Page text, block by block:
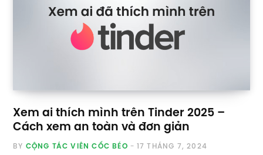
Xem ai thích mình trên Tinder 2025 –
Cách xem an toàn và đơn giản
BY CỘNG TÁC VIÊN CỐC BÉO 17 THÁNG 7, 2024